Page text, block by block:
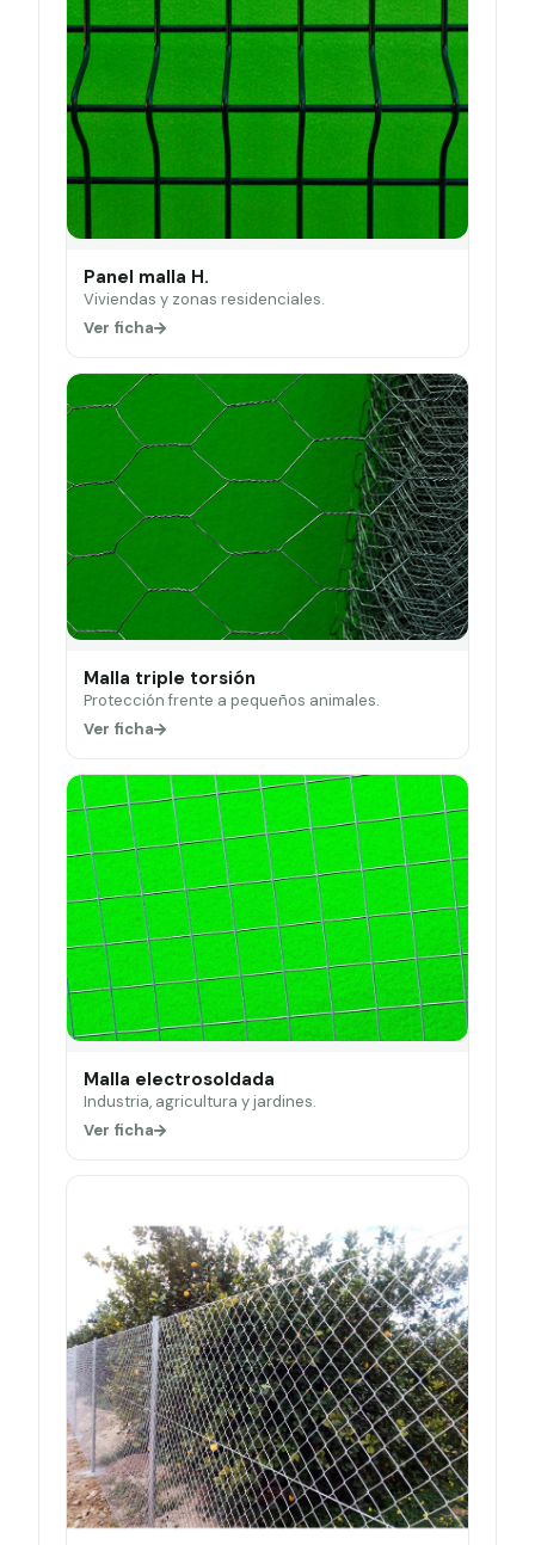
Panel malla H.
Viviendas y zonas residenciales.
Ver ficha
Malla triple torsión
Protección frente a pequeños animales.
Ver ficha
Malla electrosoldada
Industria, agricultura y jardines.
Ver ficha